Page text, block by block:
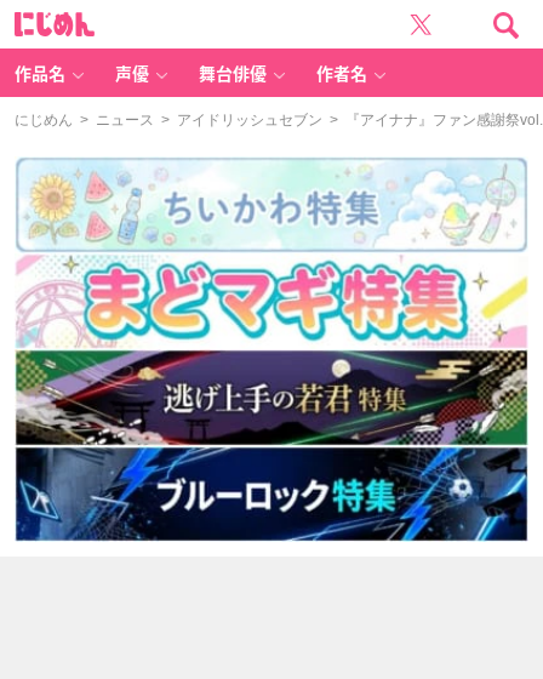
作品名 声優 舞台俳優 作者名
にじめん > ニュース > アイドリッシュセブン > 『アイナナ』ファン感謝祭